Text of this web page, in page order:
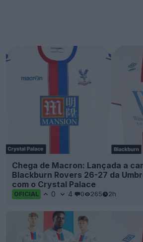
Chega de Macron: Lançada a
Blackburn Rovers 26-27 da
com o Crystal Palace
OFICIAL 0 4 0 265 2h